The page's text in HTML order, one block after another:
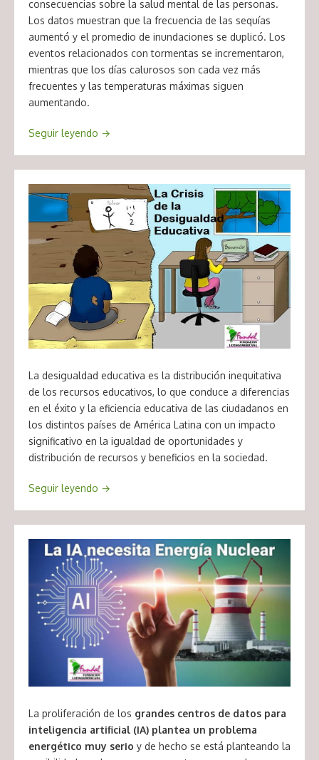
consecuencias sobre la salud mental de las personas.
Los datos muestran que la frecuencia de las sequías
aumentó y el promedio de inundaciones se duplicó. Los
eventos relacionados con tormentas se incrementaron,
mientras que los días calurosos son cada vez más
frecuentes y las temperaturas máximas siguen
aumentando.
Seguir leyendo →
La desigualdad educativa es la distribución inequitativa
de los recursos educativos, lo que conduce a diferencias
en el éxito y la eficiencia educativa de las ciudadanos en
los distintos países de América Latina con un impacto
significativo en la igualdad de oportunidades y
distribución de recursos y beneficios en la sociedad.
Seguir leyendo →
La proliferación de los grandes centros de datos para
inteligencia artificial (IA) plantea un problema
energético muy serio y de hecho se está planteando la